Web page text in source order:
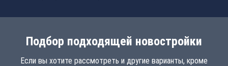
Подбор подходящей новостройки
Если вы хотите рассмотреть и другие варианты, кроме